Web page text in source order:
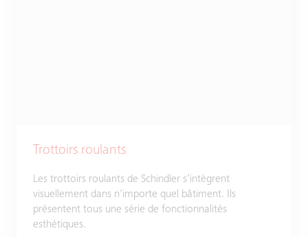
Trottoirs roulants
Les trottoirs roulants de Schindler s’intègrent
visuellement dans n’importe quel bâtiment. Ils
présentent tous une série de fonctionnalités
esthétiques.